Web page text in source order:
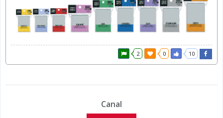
2 0 10
Canal